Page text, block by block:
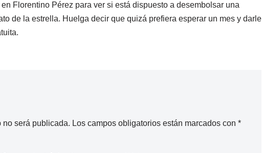
Florentino Pérez para ver si está dispuesto a desembolsar una
de la estrella. Huelga decir que quizá prefiera esperar un mes y darle
no será publicada. Los campos obligatorios están marcados con *